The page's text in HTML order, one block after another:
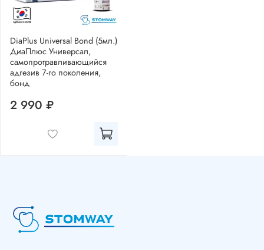
DiaPlus Universal Bond (5мл.)
ДиаПлюс Универсал,
самопротравливающийся
адгезив 7-го поколения,
бонд
2 990 ₽